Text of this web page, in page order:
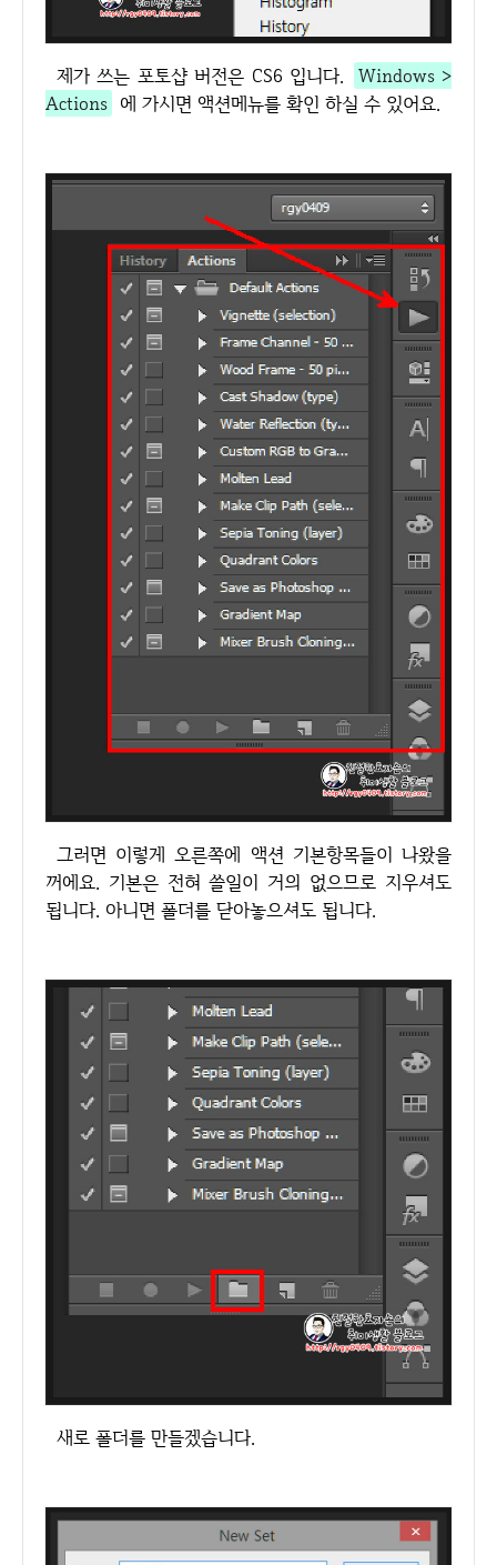
제가 쓰는 포토샵 버전은 CS6 입니다.
Windows >
Actions 에 가시면 액션메뉴를 확인 하실 수 있어요.
그러면 이렇게 오른쪽에 액션 기본항목들이 나왔을
꺼에요. 기본은 전혀 쓸일이 거의 없으므로 지우셔도
됩니다. 아니면 폴더를 닫아놓으셔도 됩니다.
새로 폴더를 만들겠습니다.